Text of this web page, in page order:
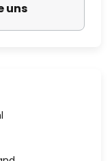
uns